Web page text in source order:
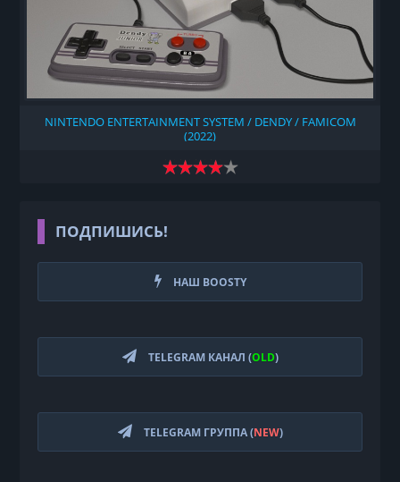
NINTENDO ENTERTAINMENT SYSTEM / DENDY / FAMICOM
(2022)
ПОДПИШИСЬ!
НАШ BOOSTY
TELEGRAM КАНАЛ (OLD)
TELEGRAM ГРУППА (NEW)